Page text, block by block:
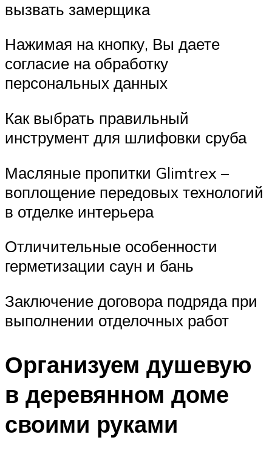
вызвать замерщика
Нажимая на кнопку, Вы даете
согласие на обработку
персональных данных
Как выбрать правильный
инструмент для шлифовки сруба
Масляные пропитки Glimtrex –
воплощение передовых технологий
в отделке интерьера
Отличительные особенности
герметизации саун и бань
Заключение договора подряда при
выполнении отделочных работ
Организуем душевую
в деревянном доме
своими руками